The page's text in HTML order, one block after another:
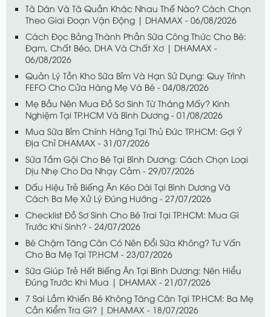
Tã Dán Và Tã Quần Khác Nhau Thế Nào? Cách Chọn
Theo Giai Đoạn Vận Động | DHAMAX - 06/08/2026
Cách Đọc Bảng Thành Phần Sữa Công Thức Cho Bé:
Đạm, Chất Béo, DHA Và Chất Xơ | DHAMAX -
06/08/2026
Quản Lý Tồn Kho Sữa Bỉm Và Hạn Sử Dụng: Quy Trình
FEFO Cho Cửa Hàng Mẹ Và Bé - 04/08/2026
Mẹ Bầu Nên Mua Đồ Sơ Sinh Từ Tháng Mấy? Kinh
Nghiệm Tại TP.HCM Và Bình Dương - 01/08/2026
Mua Sữa Bỉm Chính Hãng Tại Thủ Đức TP.HCM: Gợi Ý
Địa Chỉ DHAMAX - 31/07/2026
Sữa Tắm Gội Cho Bé Tại Bình Dương: Cách Chọn Loại
Dịu Nhẹ Cho Da Nhạy Cảm - 29/07/2026
Dấu Hiệu Trẻ Biếng Ăn Kéo Dài Tại Bình Dương Và
Cách Ba Mẹ Xử Lý Đúng Hướng - 27/07/2026
Checklist Đồ Sơ Sinh Cho Bé Trai Tại TP.HCM: Mua Gì
Trước Khi Sinh? - 24/07/2026
Bé Chậm Tăng Cân Có Nên Đổi Sữa Không? Tư Vấn
Cho Ba Mẹ Tại TP.HCM - 23/07/2026
Sữa Giúp Trẻ Hết Biếng Ăn Tại Bình Dương: Nên Hiểu
Đúng Trước Khi Mua | DHAMAX - 21/07/2026
7 Sai Lầm Khiến Bé Không Tăng Cân Tại TP.HCM: Ba Mẹ
Cần Kiểm Tra Gì? | DHAMAX - 18/07/2026